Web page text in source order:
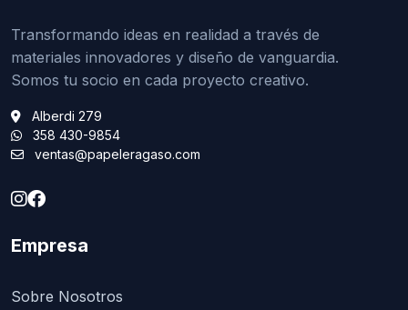
Transformando ideas en realidad a través de
materiales innovadores y diseño de vanguardia.
Somos tu socio en cada proyecto creativo.
Alberdi 279
358 430-9854
ventas@papeleragaso.com
Empresa
Sobre Nosotros